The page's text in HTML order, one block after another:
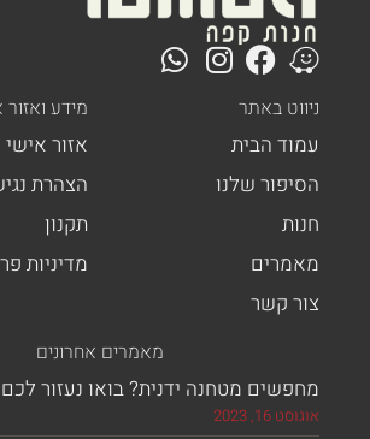
באתר
הבית
שלנו
מידע ואזור אישי
אזור אישי
הצהרת נגישות
מדיניות פרטיות
מאמרים אחרונים
מטחנה ידנית? בואו נעזור לכם!